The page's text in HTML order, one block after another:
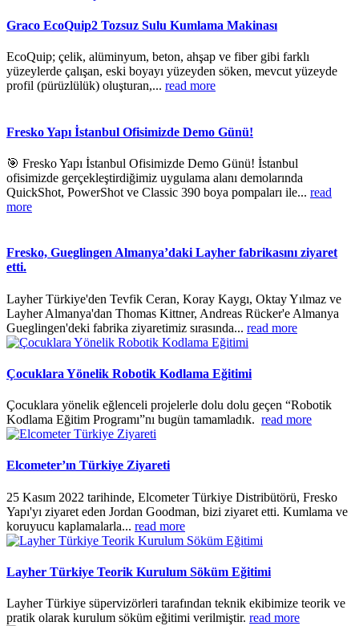
Graco EcoQuip2 Tozsuz Sulu Kumlama Makinası
EcoQuip; çelik, alüminyum, beton, ahşap ve fiber gibi farklı
yüzeylerde çalışan, eski boyayı yüzeyden söken, mevcut yüzeyde
profil (pürüzlülük) oluşturan,... read more
Fresko Yapı İstanbul Ofisimizde Demo Günü!
🎯 Fresko Yapı İstanbul Ofisimizde Demo Günü! İstanbul
ofisimizde gerçekleştirdiğimiz uygulama alanı demolarında
QuickShot, PowerShot ve Classic 390 boya pompaları ile... read
more
Fresko, Gueglingen Almanya’daki Layher fabrikasını ziyaret
etti.
Layher Türkiye'den Tevfik Ceran, Koray Kaygı, Oktay Yılmaz ve
Layher Almanya'dan Thomas Kittner, Andreas Rücker'e Almanya
Gueglingen'deki fabrika ziyaretimiz sırasında... read more
Çocuklara Yönelik Robotik Kodlama Eğitimi
Çocuklara yönelik eğlenceli projelerle dolu dolu geçen “Robotik
Kodlama Eğitim Programı”nı bugün tamamladık. read more
Elcometer’ın Türkiye Ziyareti
25 Kasım 2022 tarihinde, Elcometer Türkiye Distribütörü, Fresko
Yapı'yı ziyaret eden Jordan Goodman, bizi ziyaret etti. Kumlama ve
koruyucu kaplamalarla... read more
Layher Türkiye Teorik Kurulum Söküm Eğitimi
Layher Türkiye süpervizörleri tarafından teknik ekibimize teorik ve
pratik olarak kurulum söküm eğitimi verilmiştir. read more